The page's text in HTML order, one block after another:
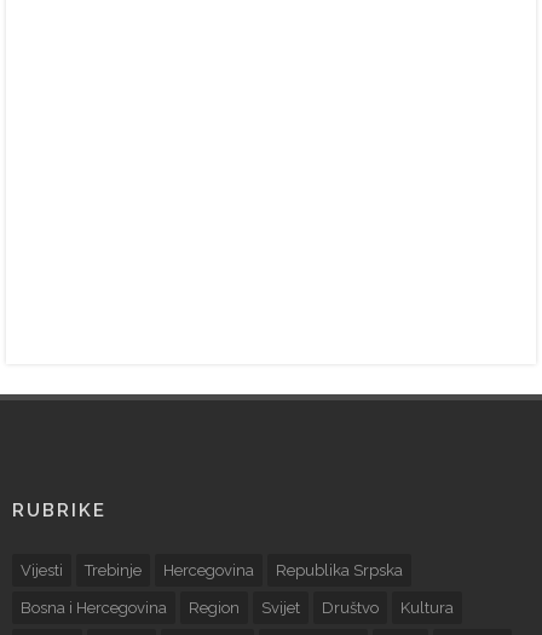
RUBRIKE
Vijesti Trebinje Hercegovina Republika Srpska
Bosna i Hercegovina Region Svijet Društvo Kultura